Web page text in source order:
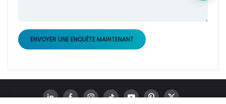
ENVOYER UNE ENQUÊTE MAINTENANT